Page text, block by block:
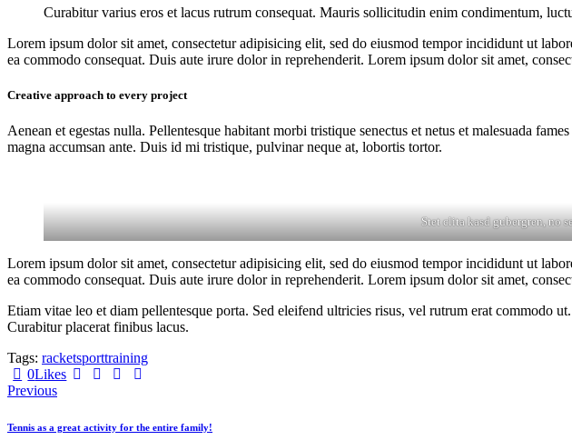
Curabitur varius eros et lacus rutrum consequat. Mauris sollicitudin enim condimentum,
Lorem ipsum dolor sit amet, consectetur adipisicing elit, sed do eiusmod tempor incididunt ut
ea commodo consequat. Duis aute irure dolor in reprehenderit. Lorem ipsum dolor sit amet,
Creative approach to every project
Aenean et egestas nulla. Pellentesque habitant morbi tristique senectus et netus et malesuada
magna accumsan ante. Duis id mi tristique, pulvinar neque at, lobortis tortor.
Stet clita kasd gubergren, no
Lorem ipsum dolor sit amet, consectetur adipisicing elit, sed do eiusmod tempor incididunt ut
ea commodo consequat. Duis aute irure dolor in reprehenderit. Lorem ipsum dolor sit amet,
Etiam vitae leo et diam pellentesque porta. Sed eleifend ultricies risus, vel rutrum erat commodo
Curabitur placerat finibus lacus.
Tags: racketsporttraining
0Likes
Beitragsnavigation
Previous
Tennis as a great activity for the entire family!